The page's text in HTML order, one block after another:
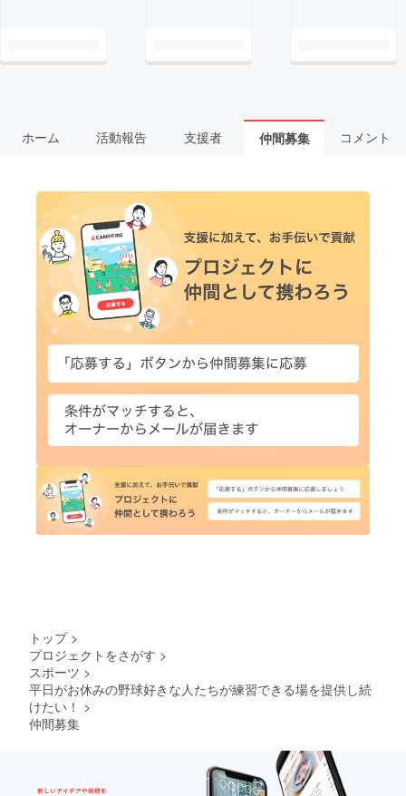
ホーム 活動報告 支援者 仲間募集 コメント
トップ >
プロジェクトをさがす >
スポーツ >
平日がお休みの野球好きな人たちが練習できる場を提供し続
けたい！ >
仲間募集